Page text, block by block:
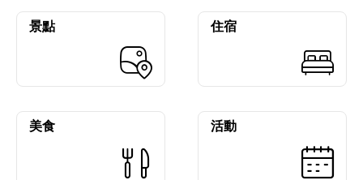
景點 住宿
美食 活動